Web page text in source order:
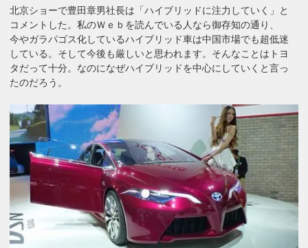
北京ショーで豊田章男社長は「ハイブリッドに注力していく」と
コメントした。私のＷｅｂを読んでいる人なら御存知の通り、
今やガラパゴス化しているハイブリッド車は中国市場でも超低迷
している。そして今後も厳しいと思われます。そんなことはトヨ
タだって十分。なのになぜハイブリッドを中心にしていくと言っ
たのだろう。